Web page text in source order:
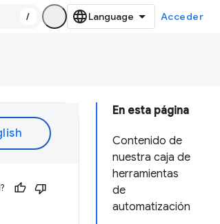
/ Acceder
En esta página
Contenido de
nuestra caja de
herramientas
de
automatización